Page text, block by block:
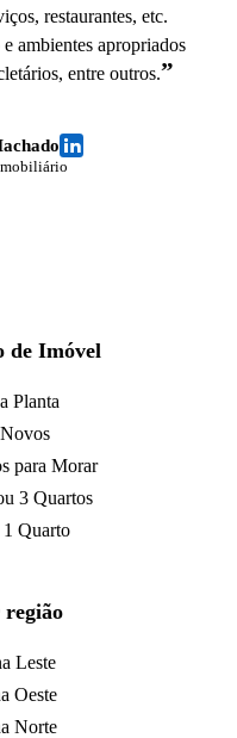
restaurantes, etc.
ambientes apropriados
entre outros.”
de Imóvel
Planta
para Morar
3 Quartos
1 Quarto
Leste
Oeste
Norte